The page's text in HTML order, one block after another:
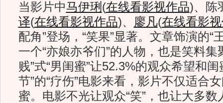
当影片中马伊琍 (在线看影视作品)、陈
译(在线看影视作品)、 廖凡(在线看影
配角”登场，“笑果”显著。文章饰演的“
一个“亦娘亦爷们”的人物，也是笑料集
贱”式“男闺蜜”让52.3%的观众希望和
节”的“疗伤”电影来看，影片不仅适合
蜜。电影不光让观众“笑”，也让大多